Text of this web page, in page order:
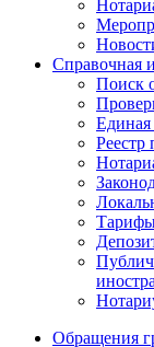
Справочная
Поиск
Реестр
Обращения